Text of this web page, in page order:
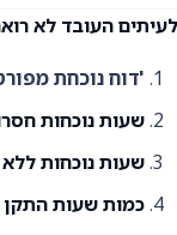
לעיתים העובד לא
'דוח נוכחת
שעות נוכחות
שעות נוכחות
כמות שעות התקן